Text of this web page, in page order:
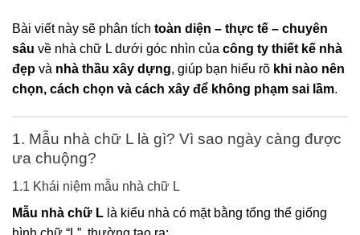
Bài viết này sẽ phân tích toàn diện – thực tế – chuyên
sâu về nhà chữ L dưới góc nhìn của công ty thiết kế nhà
đẹp và nhà thầu xây dựng, giúp bạn hiểu rõ khi nào nên
chọn, cách chọn và cách xây để không phạm sai lầm.
1. Mẫu nhà chữ L là gì? Vì sao ngày càng được
ưa chuộng?
1.1 Khái niệm mẫu nhà chữ L
Mẫu nhà chữ L là kiểu nhà có mặt bằng tổng thể giống